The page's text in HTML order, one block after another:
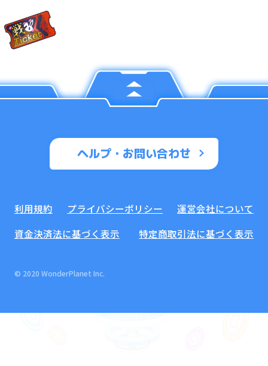
ヘルプ・お問い合わせ
利用規約 プライバシーポリシー
運営会社について
資金決済法に基づく表示
特定商取引法に基づく表示
© 2020 WonderPlanet Inc.